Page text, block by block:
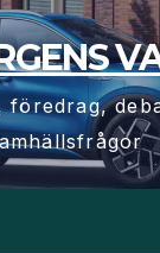
föredrag,